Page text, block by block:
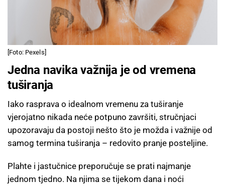
[Foto: Pexels]
Jedna navika važnija je od vremena
tuširanja
Iako rasprava o idealnom vremenu za tuširanje
vjerojatno nikada neće potpuno završiti, stručnjaci
upozoravaju da postoji nešto što je možda i važnije od
samog termina tuširanja – redovito pranje posteljine.
Plahte i jastučnice preporučuje se prati najmanje
jednom tjedno. Na njima se tijekom dana i noći